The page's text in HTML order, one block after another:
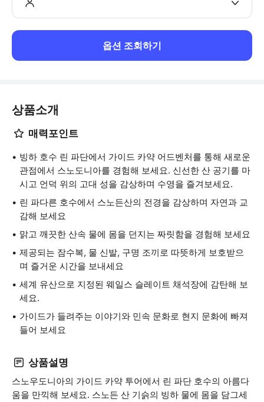
옵션 조회하기
상품소개
매력포인트
빙하 호수 린 파단에서 가이드 카약 어드벤처를 통해 새로운
관점에서 스노도니아를 경험해 보세요. 신선한 산 공기를 마
시고 언덕 위의 고대 성을 감상하며 수영을 즐겨보세요.
린 파다른 호수에서 스노든산의 전경을 감상하며 자연과 교
감해 보세요
맑고 깨끗한 산속 물에 몸을 던지는 짜릿함을 경험해 보세요
제공되는 잠수복, 물 신발, 구명 조끼로 따뜻하게 보호받으
며 즐거운 시간을 보내세요
세계 유산으로 지정된 웨일스 슬레이트 채석장에 감탄해 보
세요.
가이드가 들려주는 이야기와 민속 문화로 현지 문화에 빠져
들어 보세요
상품설명
스노우도니아의 가이드 카약 투어에서 린 파단 호수의 아름다
움을 만끽해 보세요. 스노든 산 기슭의 빙하 물에 몸을 담그세